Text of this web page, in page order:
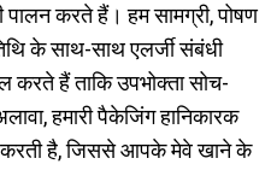
पालन करते हैं। हम सामग्री, पोषण
के साथ-साथ एलर्जी संबंधी
करते हैं ताकि उपभोक्ता सोच-
हमारी पैकेजिंग हानिकारक
करती है, जिससे आपके मेवे खाने के